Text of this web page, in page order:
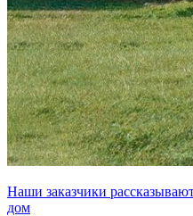
Наши заказчики
дом